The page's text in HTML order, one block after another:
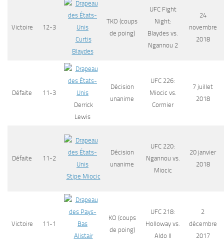
Victoire
12-3
Curtis
Blaydes
TKO (coups
de poing)
UFC Fight
Night:
Blaydes vs.
Ngannou 2
24
novembre
2018
Défaite
11-3
Derrick
Lewis
Décision
unanime
UFC 226:
Miocic vs.
Cormier
7 juillet
2018
Défaite 11-2
Stipe Miocic
Décision
unanime
UFC 220:
Ngannou vs.
Miocic
20 janvier
2018
Victoire
11-1
Alistair
KO (coups
de poing)
UFC 218:
Holloway vs.
Aldo II
2
décembre
2017